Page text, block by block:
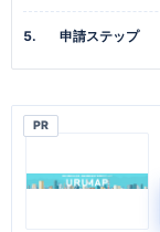
申請ステップ
PR